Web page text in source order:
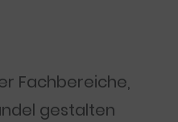
Fachbereiche,
gestalten